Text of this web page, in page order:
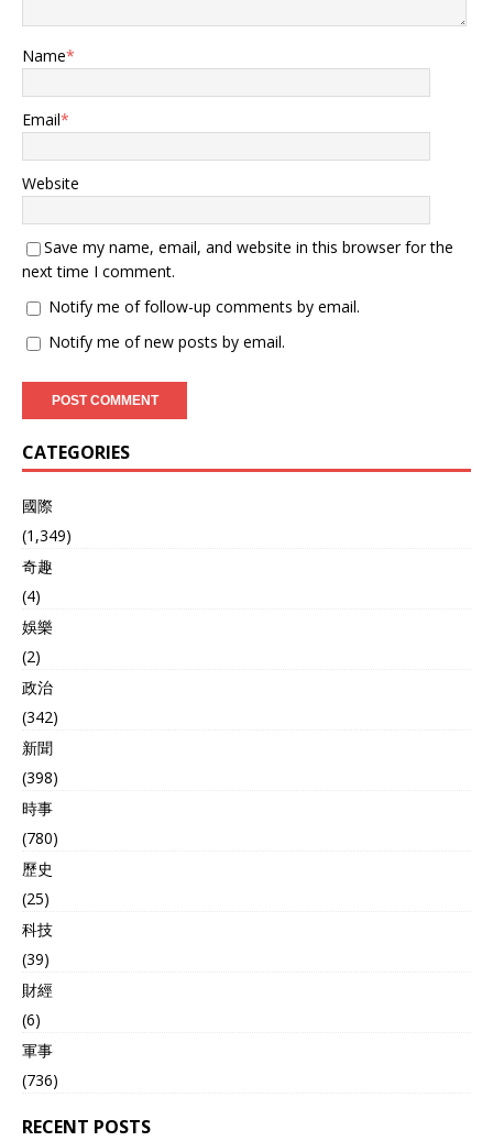
Name*
Email*
Website
Save my name, email, and website in this browser for the
next time I comment.
Notify me of follow-up comments by email.
Notify me of new posts by email.
CATEGORIES
國際
(1,349)
奇趣
(4)
娛樂
(2)
政治
(342)
新聞
(398)
時事
(780)
歷史
(25)
科技
(39)
財經
(6)
軍事
(736)
RECENT POSTS